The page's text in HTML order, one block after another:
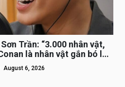
Trần: “3.000 nhân vật,
là nhân vật gắn bó lâu
August 6, 2026